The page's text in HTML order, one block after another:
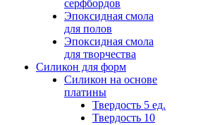
серфбордов
Эпоксидная смола
для полов
Эпоксидная смола
для творчества
Силикон для форм
Силикон на основе
платины
Твердость 5 ед.
Твердость 10